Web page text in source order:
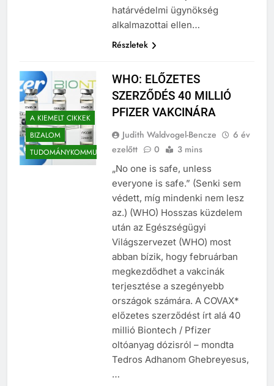
óta őket is támadják. A
határvédelmi ügynökség
A KIEMELT CIKKEK
BIZALOM
TUDOMÁNYKOMMUNIKÁCIÓ
WHO: ELŐZETES
SZERZŐDÉS 40 MILLIÓ
Judith Waldvogel-Bencze
„No one is safe, unless
everyone is safe.” (Senki sem
védett, míg mindenki nem lesz
az.) (WHO) Hosszas küzdelem
után az Egészségügyi
Világszervezet (WHO) most
abban bízik, hogy februárban
megkezdődhet a vakcinák
terjesztése a szegényebb
országok számára. A COVAX*
előzetes szerződést írt alá 40
millió Biontech / Pfizer
oltóanyag dózisról – mondta